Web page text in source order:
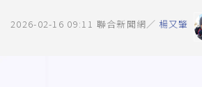
2026-02-16 09:11 聯合新聞網／ 楊又肇